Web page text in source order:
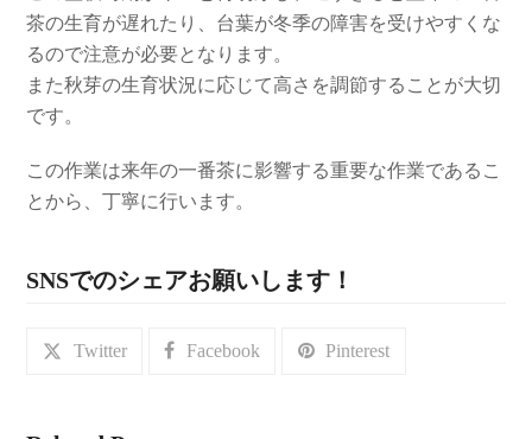
茶の生育が遅れたり、台葉が冬季の障害を受けやすくな
るので注意が必要となります。
また秋芽の生育状況に応じて高さを調節することが大切
です。
この作業は来年の一番茶に影響する重要な作業であるこ
とから、丁寧に行います。
SNSでのシェアお願いします！
Twitter Facebook Pinterest